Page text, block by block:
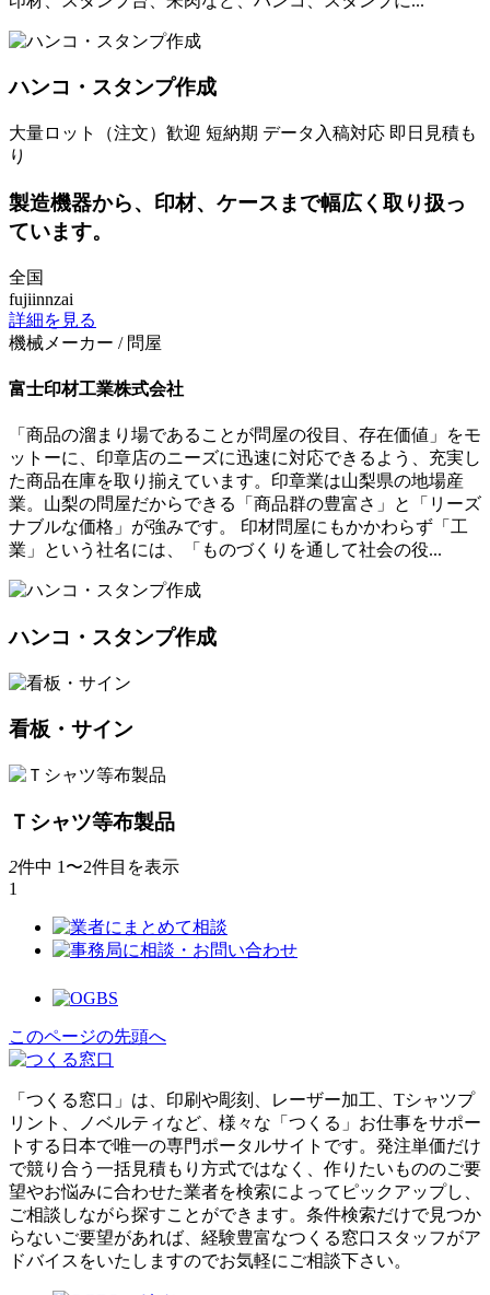
ハンコ・スタンプ作成
大量ロット（注文）歓迎 短納期 データ入稿対応 即日見積も
り
製造機器から、印材、ケースまで幅広く取り扱っ
ています。
全国
fujiinnzai
詳細を見る
機械メーカー / 問屋
富士印材工業株式会社
「商品の溜まり場であることが問屋の役目、存在価値」をモ
ットーに、印章店のニーズに迅速に対応できるよう、充実し
た商品在庫を取り揃えています。印章業は山梨県の地場産
業。山梨の問屋だからできる「商品群の豊富さ」と「リーズ
ナブルな価格」が強みです。 印材問屋にもかかわらず「工
業」という社名には、「ものづくりを通して社会の役...
ハンコ・スタンプ作成
看板・サイン
Ｔシャツ等布製品
2件中 1〜2件目を表示
1
このページの先頭へ
「つくる窓口」は、印刷や彫刻、レーザー加工、Tシャツプ
リント、ノベルティなど、様々な「つくる」お仕事をサポー
トする日本で唯一の専門ポータルサイトです。発注単価だけ
で競り合う一括見積もり方式ではなく、作りたいもののご要
望やお悩みに合わせた業者を検索によってピックアップし、
ご相談しながら探すことができます。条件検索だけで見つか
らないご要望があれば、経験豊富なつくる窓口スタッフがア
ドバイスをいたしますのでお気軽にご相談下さい。